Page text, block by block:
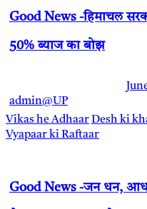
Good News -हिमाचल
50% ब्याज का बोझ
admin@UP
Vikas he AdhaarDesh ki
Vyapaar ki Raftaar
Good News -जन धन,